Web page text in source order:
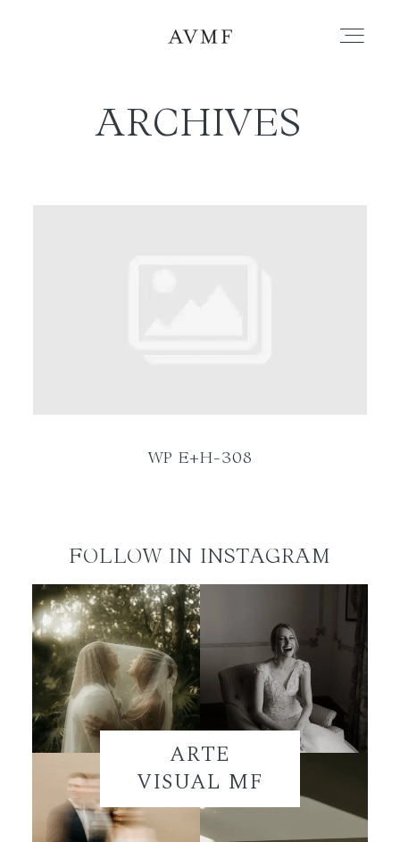
PORTAFOLIO
ARCHIVES
WP E+H-308
FOLLOW IN INSTAGRAM
ARTE
VISUAL MF